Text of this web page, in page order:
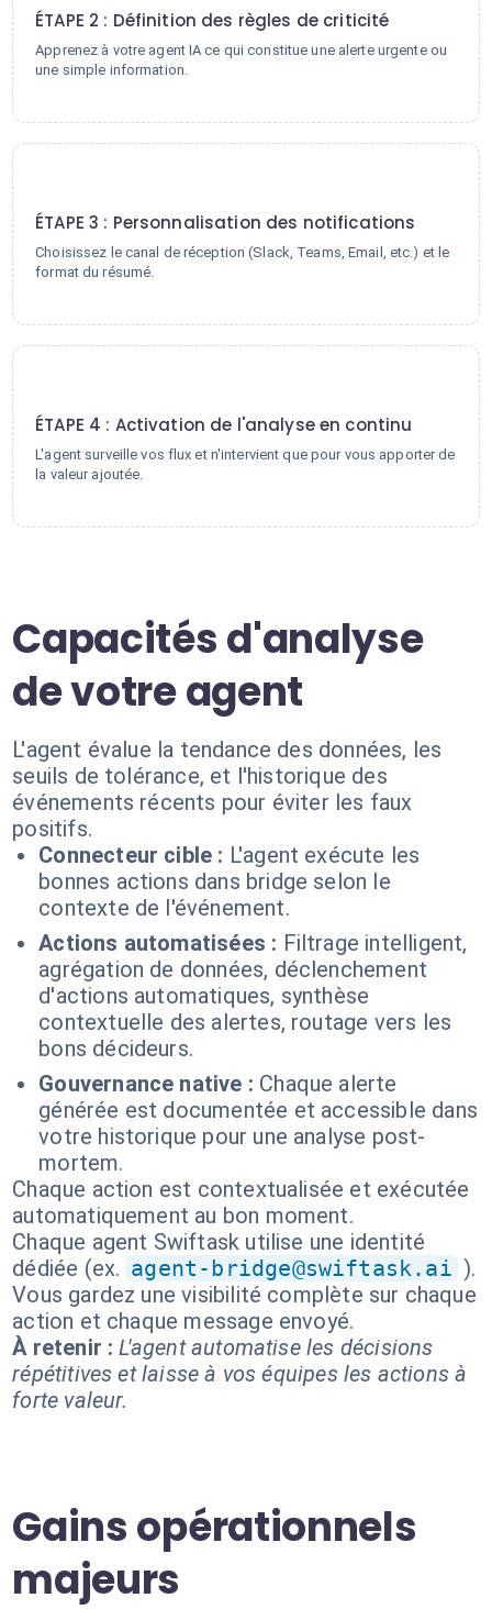
ÉTAPE 2 : Définition des règles de criticité
Apprenez à votre agent IA ce qui constitue une alerte urgente ou
une simple information.
ÉTAPE 3 : Personnalisation des notifications
Choisissez le canal de réception (Slack, Teams, Email, etc.) et le
format du résumé.
ÉTAPE 4 : Activation de l'analyse en continu
L'agent surveille vos flux et n'intervient que pour vous apporter de
la valeur ajoutée.
Capacités d'analyse
de votre agent
L'agent évalue la tendance des données, les
seuils de tolérance, et l'historique des
événements récents pour éviter les faux
positifs.
Connecteur cible : L'agent exécute les
bonnes actions dans bridge selon le
contexte de l'événement.
Actions automatisées : Filtrage intelligent,
agrégation de données, déclenchement
d'actions automatiques, synthèse
contextuelle des alertes, routage vers les
bons décideurs.
Gouvernance native : Chaque alerte
générée est documentée et accessible dans
votre historique pour une analyse post-
mortem.
Chaque action est contextualisée et exécutée
automatiquement au bon moment.
Chaque agent Swiftask utilise une identité
dédiée (ex. agent-bridge@swiftask.ai ).
Vous gardez une visibilité complète sur chaque
action et chaque message envoyé.
À retenir : L'agent automatise les décisions
répétitives et laisse à vos équipes les actions à
forte valeur.
Gains opérationnels
majeurs